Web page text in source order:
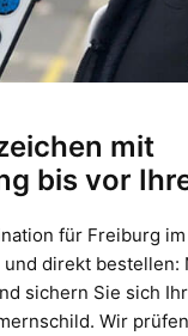
mit
bis vor
für Freiburg
direkt bestellen:
sichern Sie sich
Wir